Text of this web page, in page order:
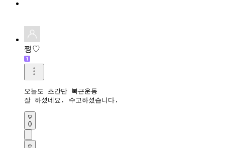
쩡♡
오늘도 초간단 복근운동
잘 하셨네요. 수고하셨습니다.
0